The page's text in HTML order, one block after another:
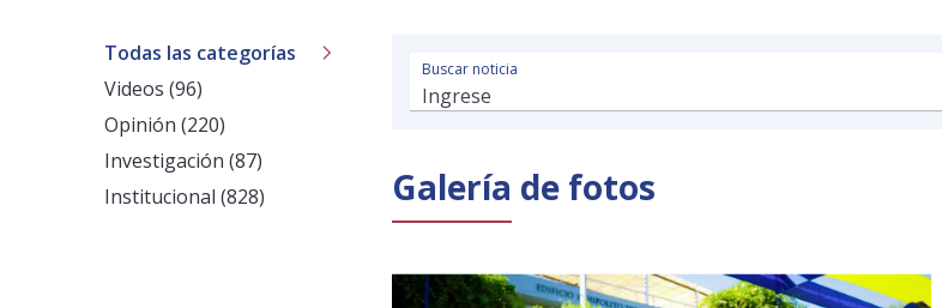
Todas las categorías
Videos (96)
Opinión (220)
Investigación (87)
Institucional (828)
Buscar noticia
Galería de fotos